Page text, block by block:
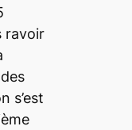
ravoir
s’est